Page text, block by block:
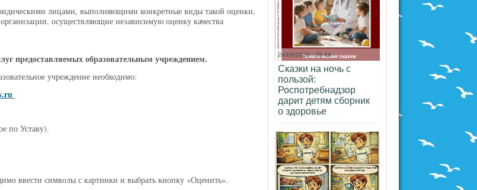
лицами, выполняющими конкретные виды такой оценки,
осуществляющие независимую оценку качества
предоставляемых образовательным учреждением.
учреждение необходимо:
по Уставу).
ввести символы с картинки и выбрать кнопку «Оценить».
24/06/2026 - 09:44
Сказки на ночь с
пользой:
Роспотребнадзор
дарит детям сборник
о здоровье